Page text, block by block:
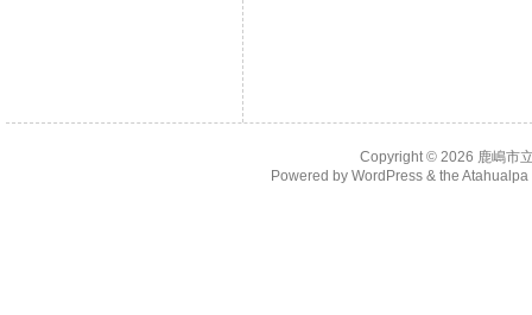
Copyright © 2026 鹿嶋市
Powered by WordPress& the Atahualpa